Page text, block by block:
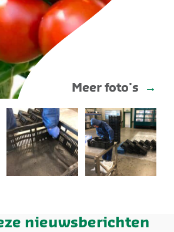
Meer foto's
nieuwsberichten